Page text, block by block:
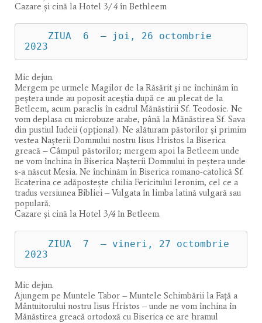
Cazare şi cină la Hotel 3/ 4 în Bethleem
2023
Mic dejun.
Mergem pe urmele Magilor de la Răsărit și ne închinăm în
peștera unde au poposit aceștia după ce au plecat de la
Betleem, acum paraclis în cadrul Mănăstirii Sf. Teodosie. Ne
vom deplasa cu microbuze arabe, până la Mănăstirea Sf. Sava
din pustiul Iudeii (opţional). Ne alăturam păstorilor și primim
vestea Nașterii Domnului nostru Iisus Hristos la Biserica
greacă – Câmpul păstorilor; mergem apoi la Betleem unde
ne vom închina în Biserica Naşterii Domnului în peștera unde
s-a născut Mesia. Ne închinăm în Biserica romano-catolică Sf.
Ecaterina ce adăpostește chilia Fericitului Ieronim, cel ce a
tradus versiunea Bibliei – Vulgata în limba latină vulgară sau
populară.
Cazare şi cină la Hotel 3/4 în Betleem.
2023
Mic dejun.
Ajungem pe Muntele Tabor – Muntele Schimbării la Faţă a
Mântuitorului nostru Iisus Hristos – unde ne vom închina în
Mănăstirea greacă ortodoxă cu Biserica ce are hramul